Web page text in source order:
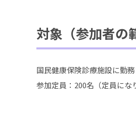
対象（参加者の
国民健康保険診療施設に勤
参加定員：200名（定員にな